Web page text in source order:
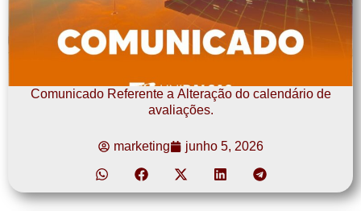
Comunicado Referente a Alteração do calendário de
avaliações.
marketing junho 5, 2026